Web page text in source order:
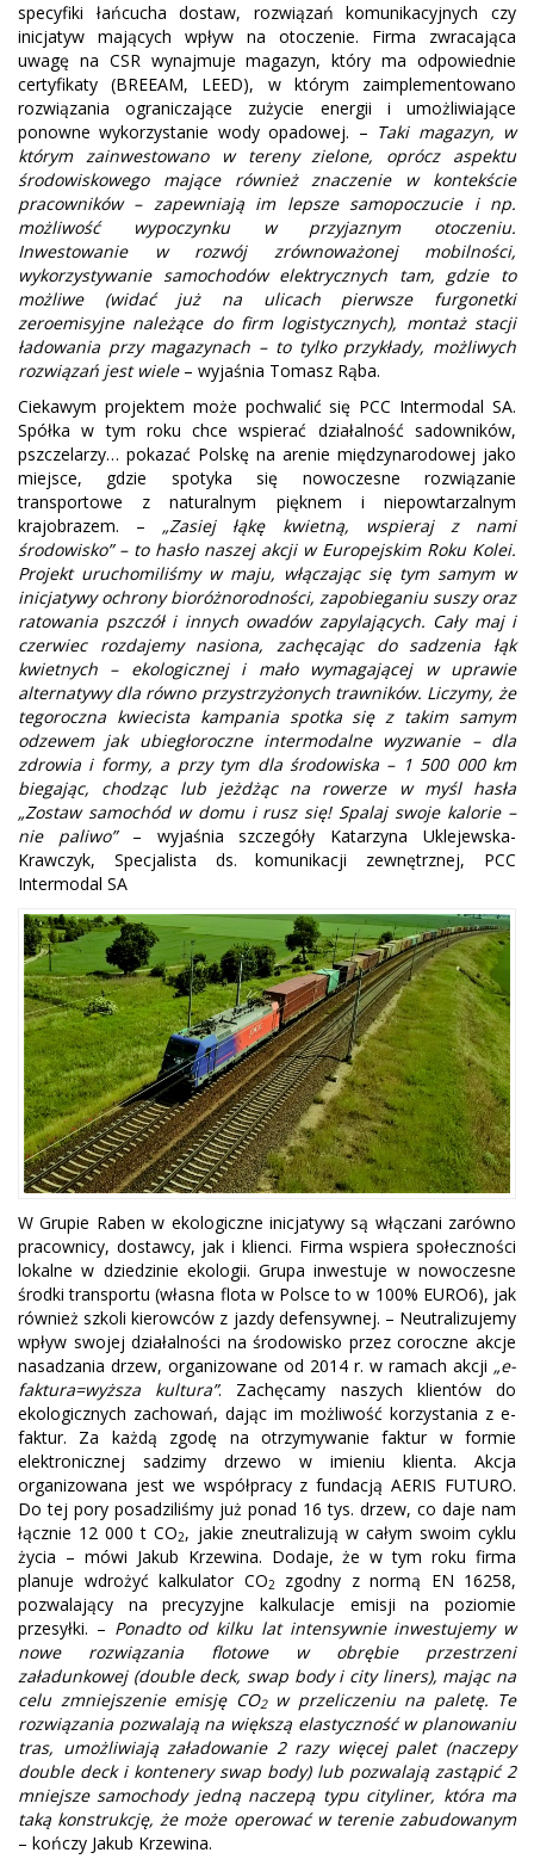
specyfiki łańcucha dostaw, rozwiązań komunikacyjnych czy
inicjatyw mających wpływ na otoczenie. Firma zwracająca
uwagę na CSR wynajmuje magazyn, który ma odpowiednie
certyfikaty (BREEAM, LEED), w którym zaimplementowano
rozwiązania ograniczające zużycie energii i umożliwiające
ponowne wykorzystanie wody opadowej. – Taki magazyn, w
którym zainwestowano w tereny zielone, oprócz aspektu
środowiskowego mające również znaczenie w kontekście
pracowników – zapewniają im lepsze samopoczucie i np.
możliwość wypoczynku w przyjaznym otoczeniu.
Inwestowanie w rozwój zrównoważonej mobilności,
wykorzystywanie samochodów elektrycznych tam, gdzie to
możliwe (widać już na ulicach pierwsze furgonetki
zeroemisyjne należące do firm logistycznych), montaż stacji
ładowania przy magazynach – to tylko przykłady, możliwych
rozwiązań jest wiele– wyjaśnia Tomasz Rąba.
Ciekawym projektem może pochwalić się PCC Intermodal SA.
Spółka w tym roku chce wspierać działalność sadowników,
pszczelarzy… pokazać Polskę na arenie międzynarodowej jako
miejsce, gdzie spotyka się nowoczesne rozwiązanie
transportowe z naturalnym pięknem i niepowtarzalnym
krajobrazem. – „Zasiej łąkę kwietną, wspieraj z nami
środowisko” – to hasło naszej akcji w Europejskim Roku Kolei.
Projekt uruchomiliśmy w maju, włączając się tym samym w
inicjatywy ochrony bioróżnorodności, zapobieganiu suszy oraz
ratowania pszczół i innych owadów zapylających. Cały maj i
czerwiec rozdajemy nasiona, zachęcając do sadzenia łąk
kwietnych – ekologicznej i mało wymagającej w uprawie
alternatywy dla równo przystrzyżonych trawników. Liczymy, że
tegoroczna kwiecista kampania spotka się z takim samym
odzewem jak ubiegłoroczne intermodalne wyzwanie – dla
zdrowia i formy, a przy tym dla środowiska – 1 500 000 km
biegając, chodząc lub jeżdżąc na rowerze w myśl hasła
„Zostaw samochód w domu i rusz się! Spalaj swoje kalorie –
nie paliwo”– wyjaśnia szczegóły Katarzyna Uklejewska-
Krawczyk, Specjalista ds. komunikacji zewnętrznej, PCC
Intermodal SA
W Grupie Raben w ekologiczne inicjatywy są włączani zarówno
pracownicy, dostawcy, jak i klienci. Firma wspiera społeczności
lokalne w dziedzinie ekologii. Grupa inwestuje w nowoczesne
środki transportu (własna flota w Polsce to w 100% EURO6), jak
również szkoli kierowców z jazdy defensywnej. – Neutralizujemy
wpływ swojej działalności na środowisko przez coroczne akcje
nasadzania drzew, organizowane od 2014 r. w ramach akcji „e-
faktura=wyższa kultura”. Zachęcamy naszych klientów do
ekologicznych zachowań, dając im możliwość korzystania z e-
faktur. Za każdą zgodę na otrzymywanie faktur w formie
elektronicznej sadzimy drzewo w imieniu klienta. Akcja
organizowana jest we współpracy z fundacją AERIS FUTURO.
Do tej pory posadziliśmy już ponad 16 tys. drzew, co daje nam
łącznie 12 000 t CO2, jakie zneutralizują w całym swoim cyklu
życia – mówi Jakub Krzewina. Dodaje, że w tym roku firma
planuje wdrożyć kalkulator CO2
zgodny z normą EN 16258,
pozwalający na precyzyjne kalkulacje emisji na poziomie
przesyłki. – Ponadto od kilku lat intensywnie inwestujemy w
nowe rozwiązania flotowe w obrębie przestrzeni
załadunkowej (double deck, swap body i city liners), mając na
celu zmniejszenie emisję CO2w przeliczeniu na paletę. Te
rozwiązania pozwalają na większą elastyczność w planowaniu
tras, umożliwiają załadowanie 2 razy więcej palet (naczepy
double deck i kontenery swap body) lub pozwalają zastąpić 2
mniejsze samochody jedną naczepą typu cityliner, która ma
taką konstrukcję, że może operować w terenie zabudowanym
– kończy Jakub Krzewina.